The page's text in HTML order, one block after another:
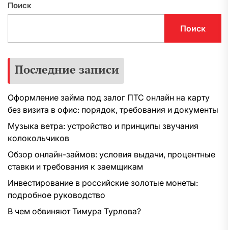
Поиск
Поиск
Последние записи
Оформление займа под залог ПТС онлайн на карту
без визита в офис: порядок, требования и документы
Музыка ветра: устройство и принципы звучания
колокольчиков
Обзор онлайн-займов: условия выдачи, процентные
ставки и требования к заемщикам
Инвестирование в российские золотые монеты:
подробное руководство
В чем обвиняют Тимура Турлова?